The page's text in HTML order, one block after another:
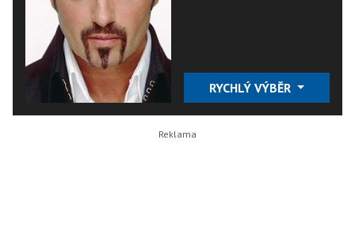
RYCHLÝ VÝBĚR